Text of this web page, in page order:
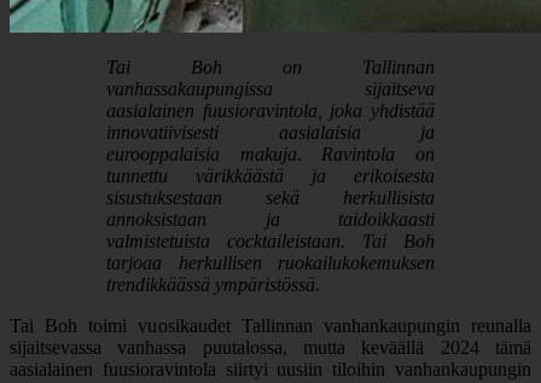
Tai Boh on Tallinnan
vanhassakaupungissa sijaitseva
aasialainen fuusioravintola, joka yhdistää
innovatiivisesti aasialaisia ja
eurooppalaisia makuja. Ravintola on
tunnettu värikkäästä ja erikoisesta
sisustuksestaan sekä herkullisista
annoksistaan ja taidoikkaasti
valmistetuista cocktaileistaan. Tai Boh
tarjoaa herkullisen ruokailukokemuksen
trendikkäässä ympäristössä.
Tai Boh toimi vuosikaudet Tallinnan vanhankaupungin reunalla
sijaitsevassa vanhassa puutalossa, mutta keväällä 2024 tämä
aasialainen fuusioravintola siirtyi uusiin tiloihin vanhankaupungin